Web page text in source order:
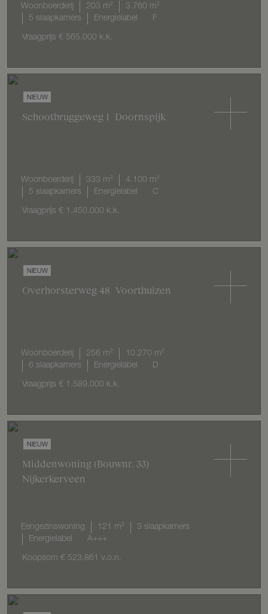
Vraagprijs € 565.000 k.k.
Woonboerderij 203 m²
3.760 m²
5 slaapkamers
Energielabel F
NIEUW
Schootbruggeweg 1 Doornspijk
Vraagprijs € 1.450.000 k.k.
Woonboerderij 333 m²
4.100 m²
5 slaapkamers
Energielabel C
NIEUW
Overhorsterweg 48 Voorthuizen
Vraagprijs € 1.589.000 k.k.
Woonboerderij 256 m²
10.270 m²
6 slaapkamers
Energielabel D
NIEUW
Middenwoning (Bouwnr. 33)
Nijkerkerveen
Koopsom € 523.861 v.o.n.
Eengezinswoning 121 m²
3 slaapkamers
Energielabel
A+++